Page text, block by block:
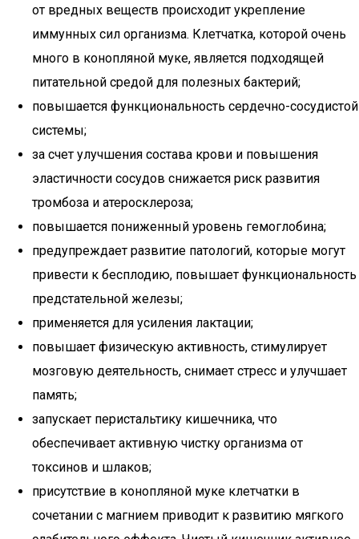
от вредных веществ происходит укрепление
иммунных сил организма. Клетчатка, которой очень
много в конопляной муке, является подходящей
питательной средой для полезных бактерий;
повышается функциональность сердечно-сосудистой
системы;
за счет улучшения состава крови и повышения
эластичности сосудов снижается риск развития
тромбоза и атеросклероза;
повышается пониженный уровень гемоглобина;
предупреждает развитие патологий, которые могут
привести к бесплодию, повышает функциональность
предстательной железы;
применяется для усиления лактации;
повышает физическую активность, стимулирует
мозговую деятельность, снимает стресс и улучшает
память;
запускает перистальтику кишечника, что
обеспечивает активную чистку организма от
токсинов и шлаков;
присутствие в конопляной муке клетчатки в
сочетании с магнием приводит к развитию мягкого